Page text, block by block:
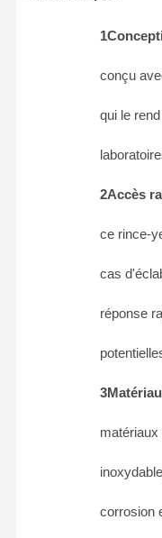
conçu
qui le
2Accès
ce rince-
cas
réponse
matériaux
corrosion